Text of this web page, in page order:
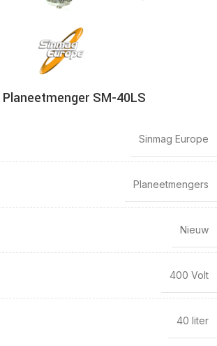
Planeetmenger SM-40LS
Sinmag Europe
Planeetmengers
Nieuw
400 Volt
40 liter